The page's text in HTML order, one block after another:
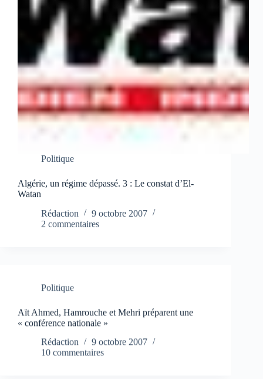
Politique
Algérie, un régime dépassé. 3 : Le constat d’El-
Watan
Rédaction
9 octobre 2007
2 commentaires
Politique
Aït Ahmed, Hamrouche et Mehri préparent une
« conférence nationale »
Rédaction
9 octobre 2007
10 commentaires